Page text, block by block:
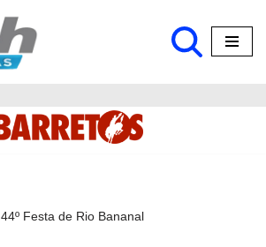
44º Festa de Rio Bananal